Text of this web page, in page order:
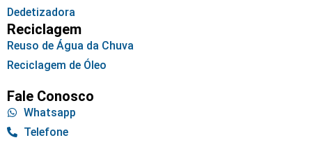
Dedetizadora
Reciclagem
Reuso de Água da Chuva
Reciclagem de Óleo
Fale Conosco
Whatsapp
Telefone